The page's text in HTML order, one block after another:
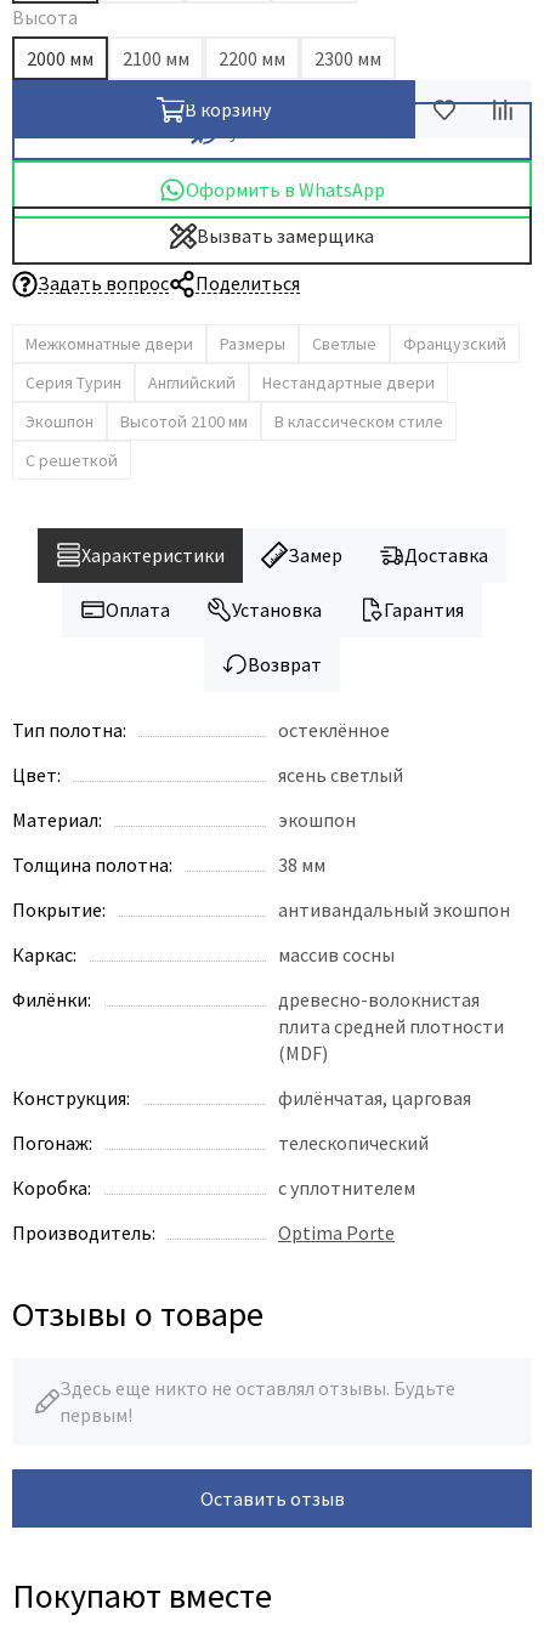
Dircode
Eclisse
Fantom
Fratelli Cattini
GlassTur
HSU
Krona Koblenz
Legend
LiGa
Line Doors
Miksal
Ofram
Optima Porte
Oro - Oro
Philips
Poseidon
Protector
Regidoors
Torex
Uberture
Valcomp
Viporte
Высота
2000 мм
2100 мм 2200 мм 2300 мм
В корзину
Оформить в WhatsApp
Вызвать замерщика
Задать вопрос
Поделиться
Межкомнатные двери Размеры Светлые
Французский
Серия Турин
Английский
Нестандартные двери
Экошпон
Высотой 2100 мм
В классическом стиле
С решеткой
Характеристики Замер Доставка
Оплата Установка Гарантия
Возврат
Тип полотна:
остеклённое
Цвет:
ясень светлый
Материал:
экошпон
Толщина полотна:
38 мм
Покрытие:
антивандальный экошпон
Каркас:
массив сосны
Филёнки:
древесно-волокнистая
плита средней плотности
(MDF)
Конструкция:
филёнчатая, царговая
Погонаж:
телескопический
Коробка:
с уплотнителем
Производитель:
Optima Porte
Отзывы о товаре
Здесь еще никто не оставлял отзывы. Будьте
первым!
Оставить отзыв
Покупают вместе